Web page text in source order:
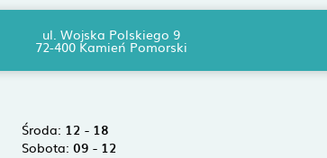
ul. Wojska Polskiego 9
72-400 Kamień Pomorski
Środa: 12 - 18
Sobota: 09 - 12